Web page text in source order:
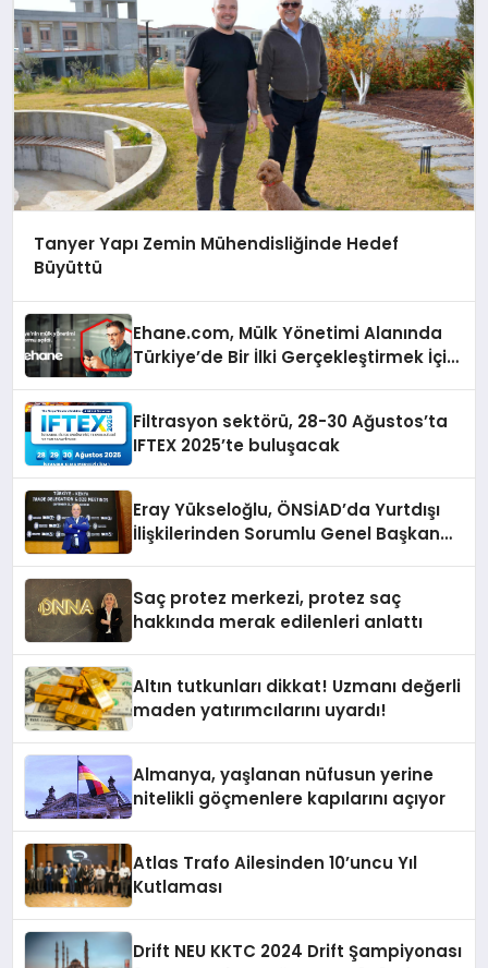
Tanyer Yapı Zemin Mühendisliğinde Hedef
Büyüttü
Ehane.com, Mülk Yönetimi Alanında
Türkiye’de Bir İlki Gerçekleştirmek İçin
Filtrasyon sektörü, 28-30 Ağustos’ta
IFTEX 2025’te buluşacak
Eray Yükseloğlu, ÖNSİAD’da Yurtdışı
İlişkilerinden Sorumlu Genel Başkan
Saç protez merkezi, protez saç
hakkında merak edilenleri anlattı
Altın tutkunları dikkat! Uzmanı değerli
maden yatırımcılarını uyardı!
Almanya, yaşlanan nüfusun yerine
nitelikli göçmenlere kapılarını açıyor
Atlas Trafo Ailesinden 10’uncu Yıl
Kutlaması
Drift NEU KKTC 2024 Drift Şampiyonası